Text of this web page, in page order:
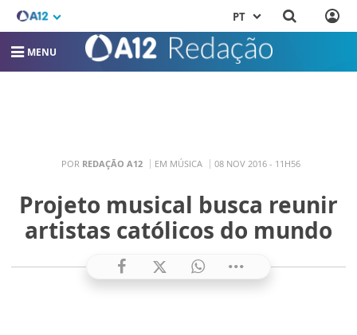
PT
MENU
POR REDAÇÃO A12 EM MÚSICA 08 NOV 2016 - 11H56
Projeto musical busca reunir
artistas católicos do mundo